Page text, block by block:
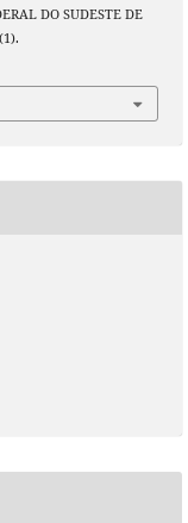
DO SUDESTE DE